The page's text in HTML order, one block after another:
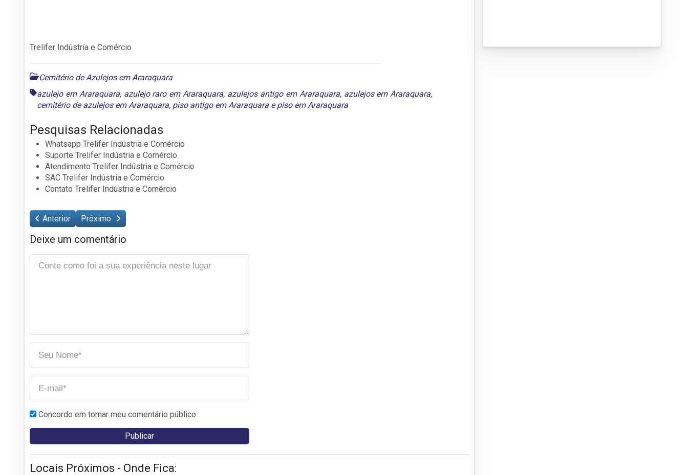
Trelifer Indústria e Comércio
Cemitério de Azulejos em Araraquara
azulejo em Araraquara, azulejo raro em Araraquara, azulejos antigo em Araraquara, azulejos em Araraquara,
cemitério de azulejos em Araraquara, piso antigo em Araraquara episo em Araraquara
Pesquisas Relacionadas
Whatsapp Trelifer Indústria e Comércio
Suporte Trelifer Indústria e Comércio
Atendimento Trelifer Indústria e Comércio
SAC Trelifer Indústria e Comércio
Contato Trelifer Indústria e Comércio
Anterior Próximo
Deixe um comentário
Concordo em tornar meu comentário público
Locais Próximos - Onde Fica: